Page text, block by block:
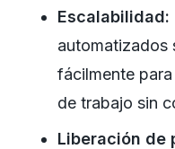
Escalabilidad:
automatizados
fácilmente
de trabajo sin
Liberación de